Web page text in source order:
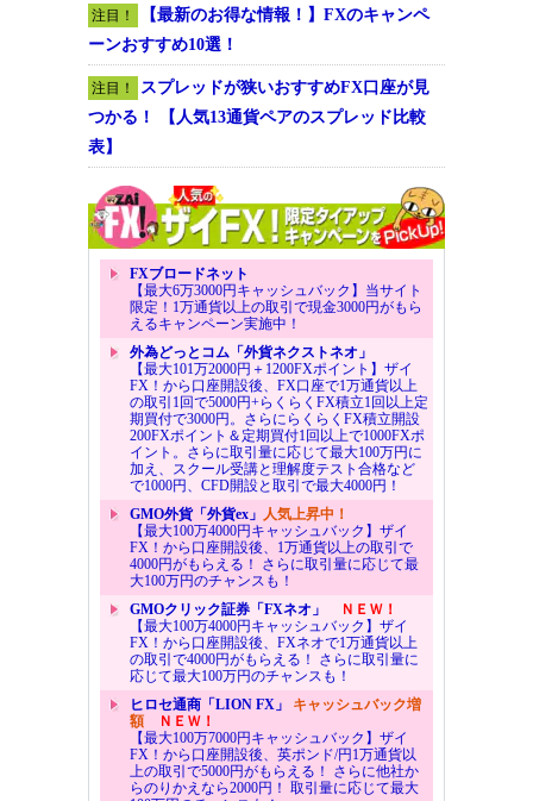
注目！
【最新のお得な情報！】FXのキャンペ
ーンおすすめ10選！
注目！
スプレッドが狭いおすすめFX口座が見
つかる！ 【人気13通貨ペアのスプレッド比較
表】
FXブロードネット
【最大6万3000円キャッシュバック】当サイト
限定！1万通貨以上の取引で現金3000円がもら
えるキャンペーン実施中！
外為どっとコム「外貨ネクストネオ」
【最大101万2000円＋1200FXポイント】ザイ
FX！から口座開設後、FX口座で1万通貨以上
の取引1回で5000円+らくらくFX積立1回以上定
期買付で3000円。さらにらくらくFX積立開設
200FXポイント＆定期買付1回以上で1000FXポ
イント。さらに取引量に応じて最大100万円に
加え、スクール受講と理解度テスト合格など
で1000円、CFD開設と取引で最大4000円！
GMO外貨「外貨ex」 人気上昇中！
【最大100万4000円キャッシュバック】ザイ
FX！から口座開設後、1万通貨以上の取引で
4000円がもらえる！ さらに取引量に応じて最
大100万円のチャンスも！
GMOクリック証券「FXネオ」
ＮＥＷ！
【最大100万4000円キャッシュバック】ザイ
FX！から口座開設後、FXネオで1万通貨以上
の取引で4000円がもらえる！ さらに取引量に
応じて最大100万円のチャンスも！
ヒロセ通商「LION FX」 キャッシュバック増
額ＮＥＷ！
【最大100万7000円キャッシュバック】ザイ
FX！から口座開設後、英ポンド/円1万通貨以
上の取引で5000円がもらえる！ さらに他社か
らのりかえなら2000円！ 取引量に応じて最大